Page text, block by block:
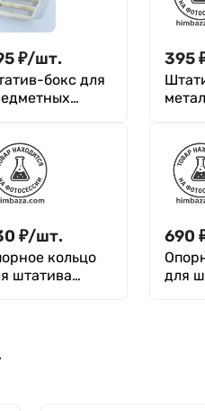
₽/шт.
бокс для
395
Ш-
₽/шт.
кольцо
штатива
690
для